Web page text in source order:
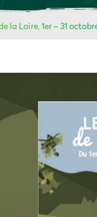
la Loire, 1er – 31